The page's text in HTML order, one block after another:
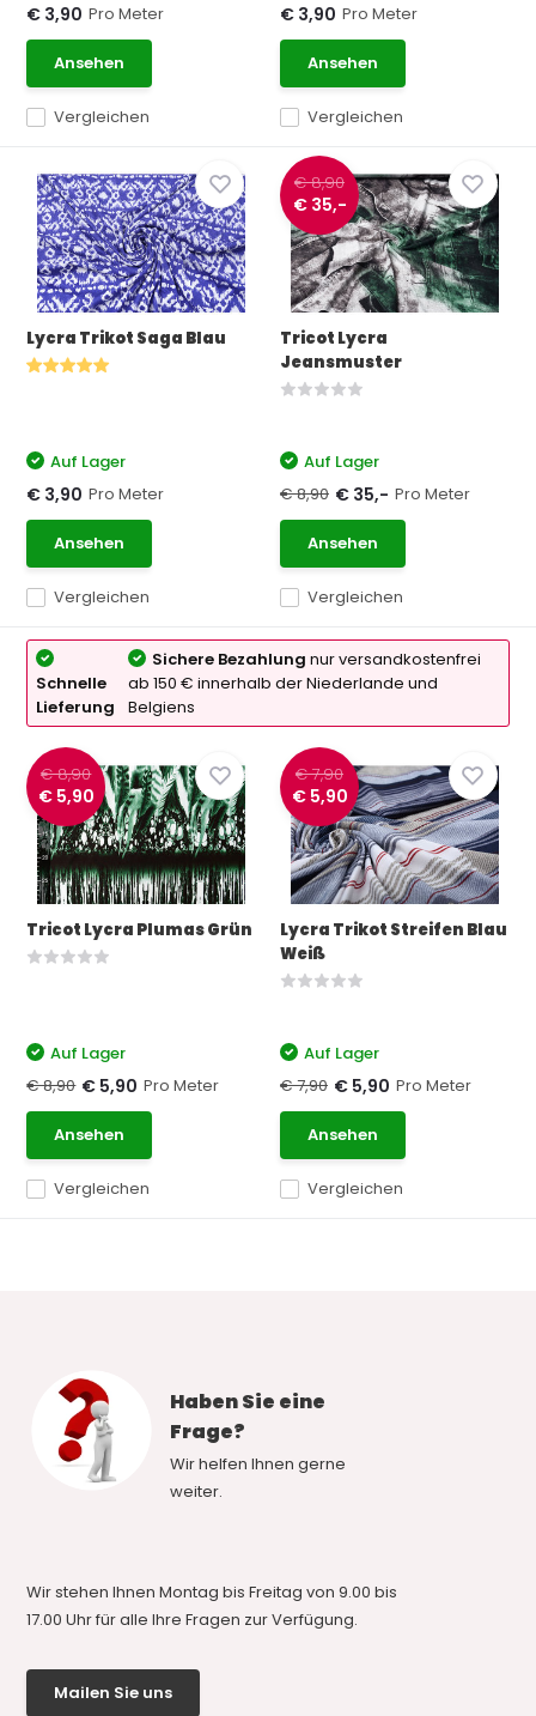
Vergleichen
€ 3,90 Pro Meter
Ansehen
Vergleichen
€ 3,90 Pro Meter
Ansehen
Lycra Trikot Saga Blau
Vergleichen
Auf Lager
€ 3,90 Pro Meter
Ansehen
€ 8,90
€ 35,-
Tricot Lycra
Jeansmuster
Vergleichen
Auf Lager
€ 8,90 € 35,- Pro Meter
Ansehen
Schnelle
Lieferung
Sichere Bezahlung nur versandkostenfrei
ab 150 € innerhalb der Niederlande und
Belgiens
€ 8,90
€ 5,90
Tricot Lycra Plumas Grün
Vergleichen
Auf Lager
€ 8,90 € 5,90 Pro Meter
Ansehen
€ 7,90
€ 5,90
Lycra Trikot Streifen Blau
Weiß
Vergleichen
Auf Lager
€ 7,90 € 5,90 Pro Meter
Ansehen
Haben Sie eine
Frage?
Wir helfen Ihnen gerne
weiter.
Wir stehen Ihnen Montag bis Freitag von 9.00 bis
17.00 Uhr für alle Ihre Fragen zur Verfügung.
Mailen Sie uns